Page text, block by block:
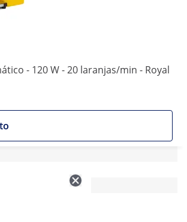
- 120 W - 20 laranjas/min - Royal